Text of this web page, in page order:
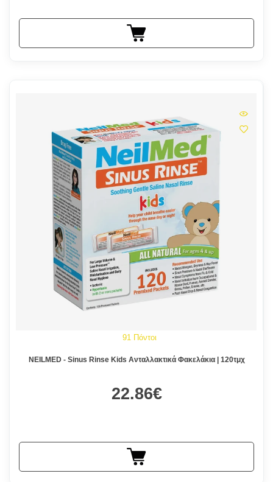
91 Πόντοι
NEILMED - Sinus Rinse Kids Ανταλλακτικά Φακελάκια | 120τμχ
22.86€